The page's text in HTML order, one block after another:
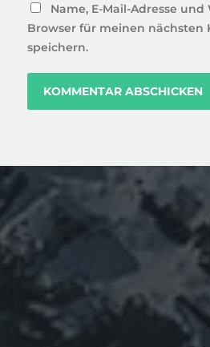
Name, E-Mail-Adresse
Browser für meinen nächsten
speichern.